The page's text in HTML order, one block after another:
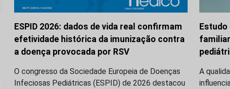
ESPID 2026: dados de vida real confirmam
efetividade histórica da imunização contra
a doença provocada por RSV
O congresso da Sociedade Europeia de Doenças
Infeciosas Pediátricas (ESPID) de 2026 destacou
Estudo
A